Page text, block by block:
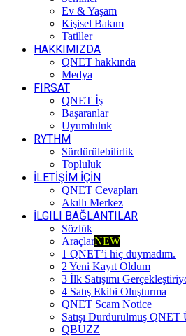
Ev & Yaşam
Kişisel Bakım
Tatiller
HAKKIMIZDA
QNET hakkında
Medya
FIRSAT
QNET İş
Başaranlar
Uyumluluk
RYTHM
Sürdürülebilirlik
Topluluk
İLETİŞİM İÇİN
QNET Cevapları
Akıllı Merkez
İLGILI BAĞLANTILAR
Sözlük
AraçlarNEW
1 QNET’i hiç duymadım.
2 Yeni Kayıt Oldum
3 İlk Satışımı
4 Satış Ekibi Oluşturma
QNET Scam Notice
Satışı Durdurulmuş QNET
QBUZZ